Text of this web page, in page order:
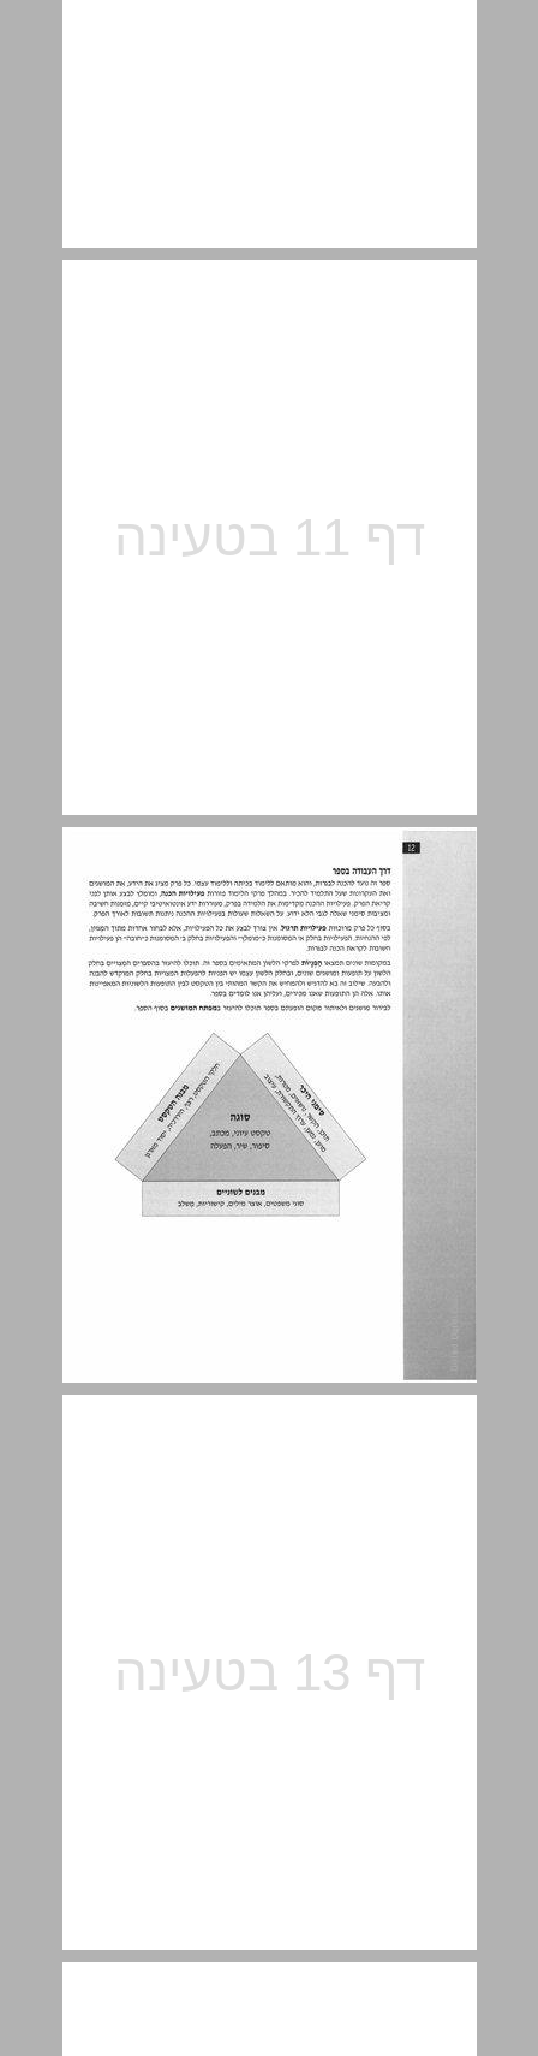
דרך העבודה בספר ... 12
יחידה 2: טקסט עיוני ... 13
פרק א: סימני היכר ... 14